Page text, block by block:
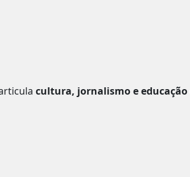
cultura, jornalismo e educação